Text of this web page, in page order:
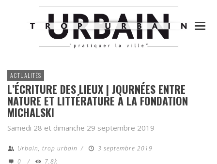
ACTUALITÉS
L’ÉCRITURE DES LIEUX | JOURNÉES ENTRE
NATURE ET LITTÉRATURE À LA FONDATION
MICHALSKI
Samedi 28 et dimanche 29 septembre 2019
Urbain, trop urbain /
3 septembre 2019
0
/ 7.8k